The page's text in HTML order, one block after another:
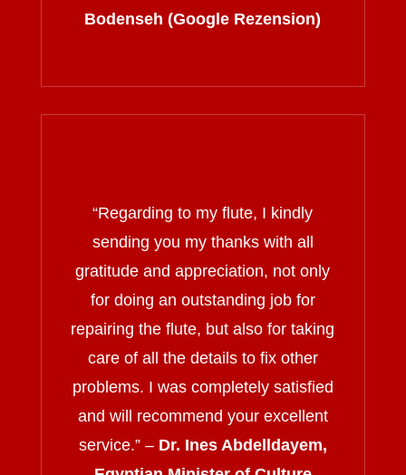
Bodenseh (Google Rezension)
“Regarding to my flute, I kindly
sending you my thanks with all
gratitude and appreciation, not only
for doing an outstanding job for
repairing the flute, but also for taking
care of all the details to fix other
problems. I was completely satisfied
and will recommend your excellent
service.” – Dr. Ines Abdelldayem,